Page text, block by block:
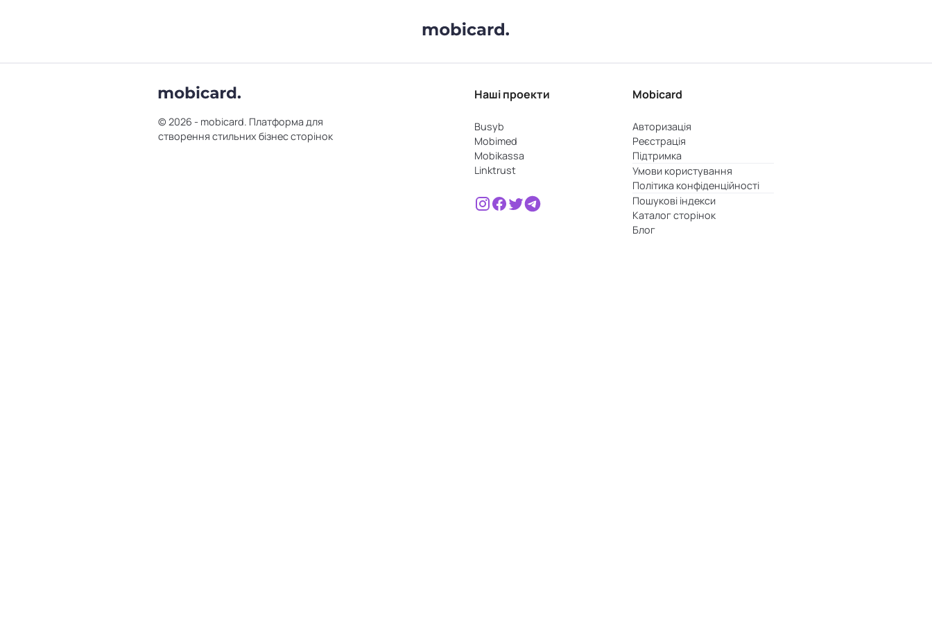
© 2026 - mobicard. Платформа для
створення стильних бізнес сторінок
Наші проекти
Busyb
Mobimed
Mobikassa
Linktrust
Mobicard
Авторизація
Реєстрація
Підтримка
Умови користування
Політика конфіденційності
Пошукові індекси
Каталог сторінок
Блог